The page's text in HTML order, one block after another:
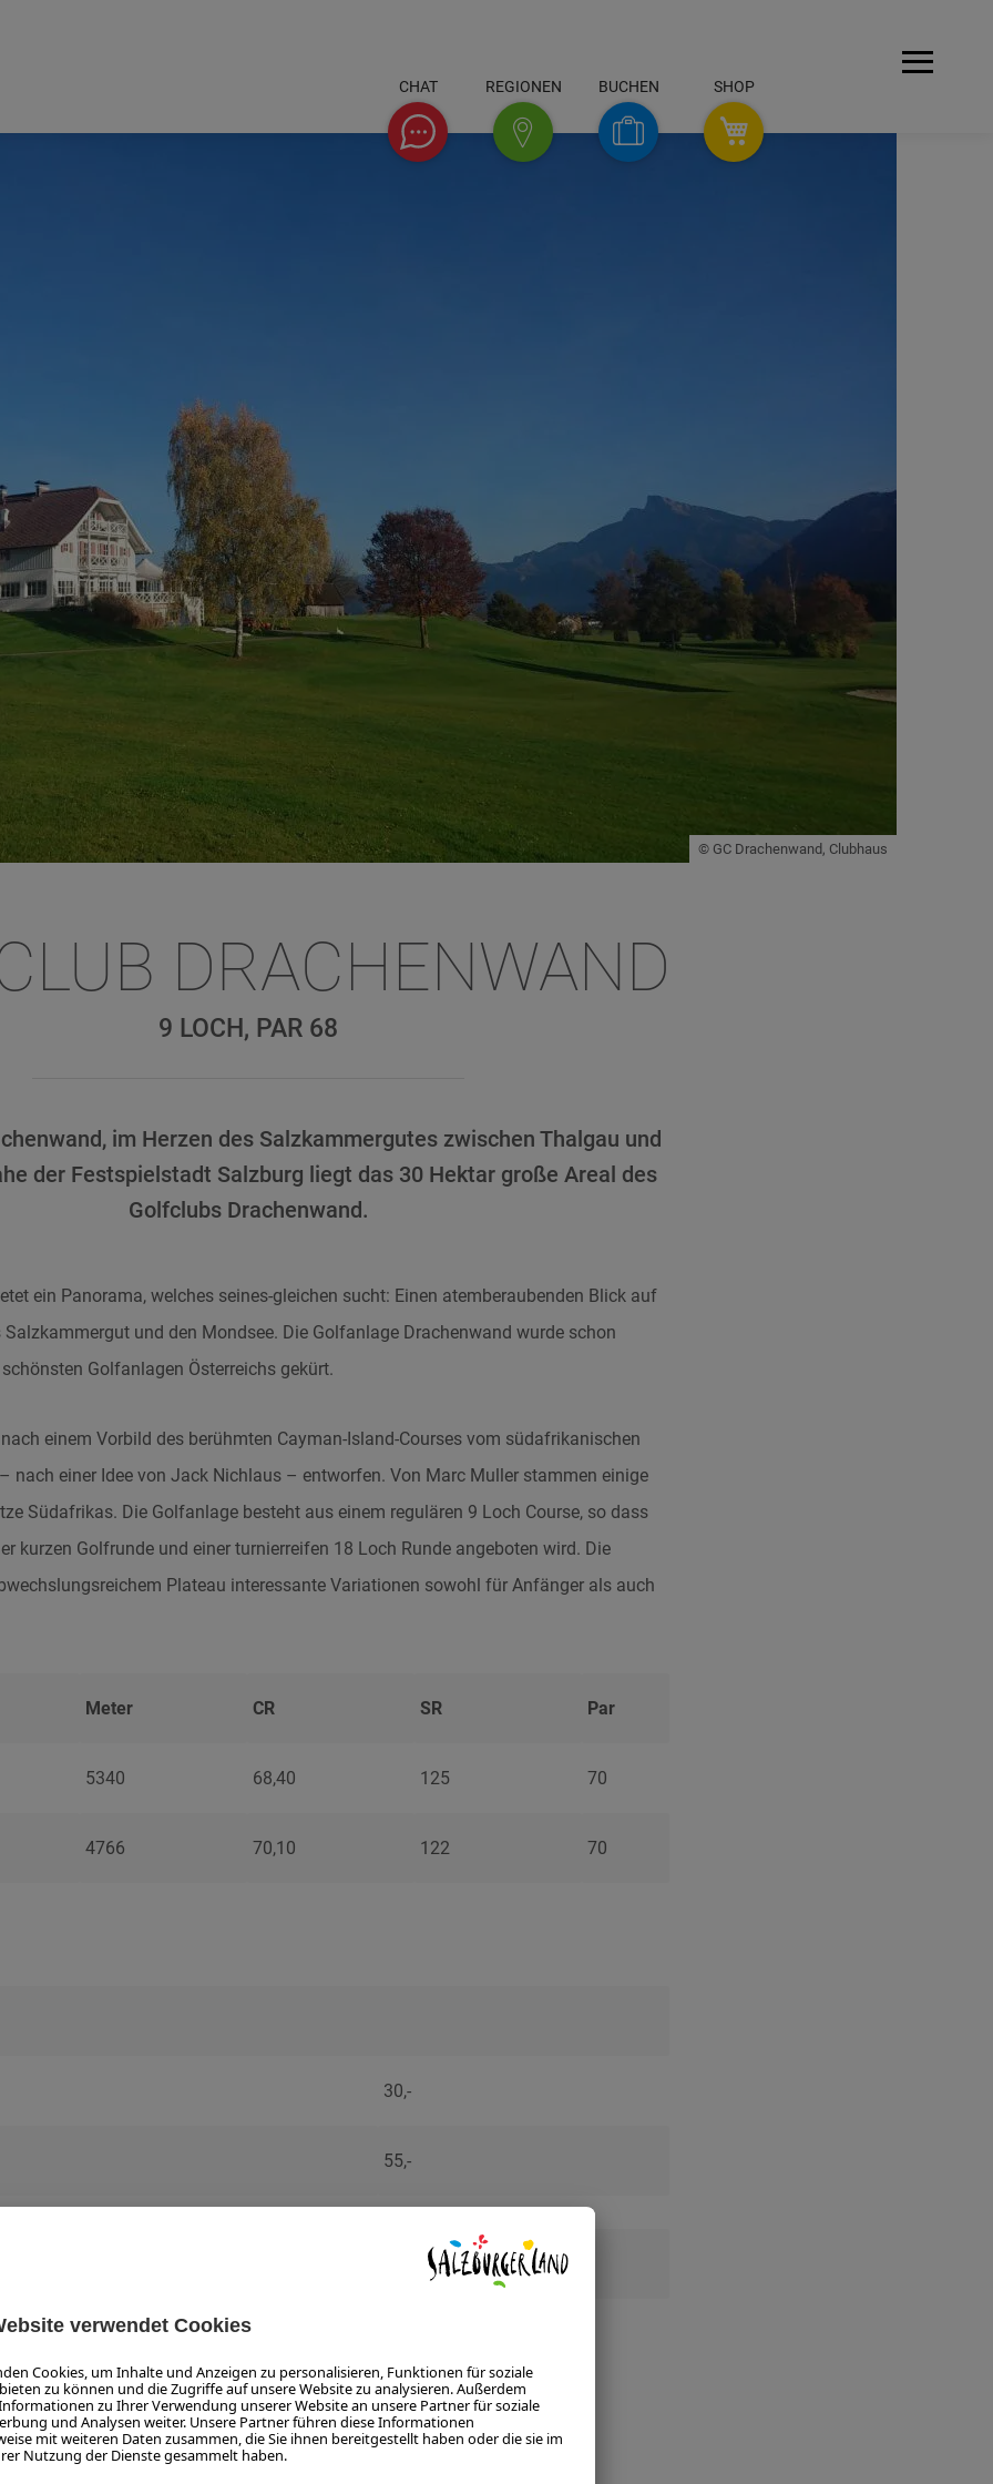
CHAT REGIONEN BUCHEN SHOP
SHOP
© GC Drachenwand, Clubhaus
DRACHENWAND
9 LOCH, PAR 68
im Herzen des Salzkammergutes zwischen Thalgau und
der Festspielstadt Salzburg liegt das 30 Hektar große Areal des
Golfclubs Drachenwand.
ein Panorama, welches seines-gleichen sucht: Einen atemberaubenden Blick auf
und den Mondsee. Die Golfanlage Drachenwand wurde schon
Golfanlagen Österreichs gekürt.
einem Vorbild des berühmten Cayman-Island-Courses vom südafrikanischen
nach einer Idee von Jack Nichlaus – entworfen. Von Marc Muller stammen einige
Südafrikas. Die Golfanlage besteht aus einem regulären 9 Loch Course, so dass
kurzen Golfrunde und einer turnierreifen 18 Loch Runde angeboten wird. Die
Plateau interessante Variationen sowohl für Anfänger als auch
Meter CR SR Par
5340 68,40 125 70
4766 70,10 122 70
30,-
55,-